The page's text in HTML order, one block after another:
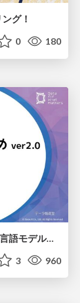
グ！
0 180
つくって納得、つかって実感！ 大規模言語モデルことはじめ ver2.0
3 960